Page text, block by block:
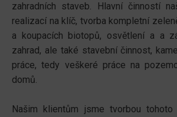
zahradních staveb. Hlavní činností
realizací na klíč, tvorba kompletní
a koupacích biotopů, osvětlení a a
zahrad, ale také stavební činnost,
práce, tedy veškeré práce na
domů.
Našim klientům jsme tvorbou tohoto